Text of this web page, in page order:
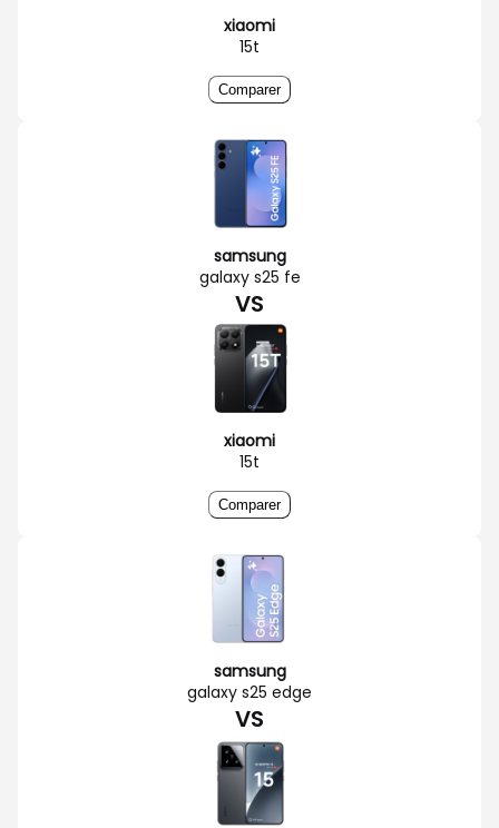
xiaomi
15t
Comparer
samsung
galaxy s25 fe
VS
xiaomi
15t
Comparer
samsung
galaxy s25 edge
VS